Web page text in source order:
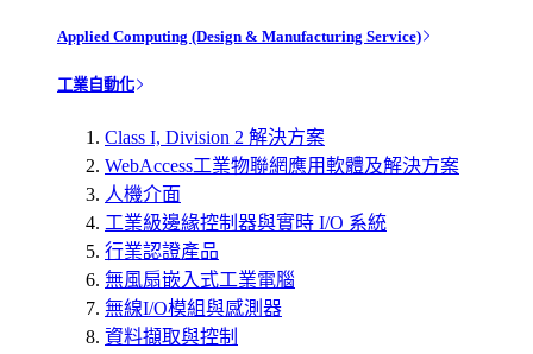
Applied Computing (Design & Manufacturing Service)
工業自動化
Class I, Division 2 解決方案
WebAccess工業物聯網應用軟體及解決方案
人機介面
工業級邊緣控制器與實時 I/O 系統
行業認證產品
無風扇嵌入式工業電腦
無線I/O模組與感測器
資料擷取與控制